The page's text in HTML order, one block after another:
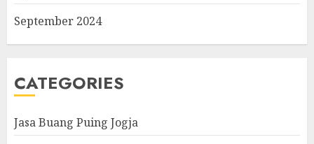
September 2024
CATEGORIES
Jasa Buang Puing Jogja